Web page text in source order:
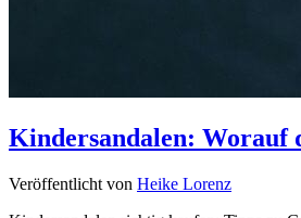
Kindersandalen: Worauf
Veröffentlicht von Heike Lorenz